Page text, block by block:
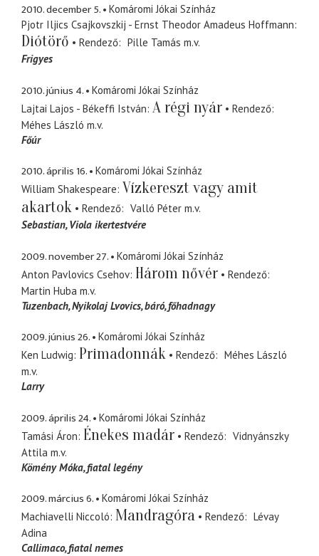
2010. december 5.
Komáromi Jókai Színház
Pjotr Iljics Csajkovszkij - Ernst Theodor Amadeus Hoffmann
Diótörő Rendező Pille Tamás m.v.
Frigyes
2010. június 4.
Komáromi Jókai Színház
Lajtai Lajos - Békeffi István A régi nyár
Rendező
Méhes László m.v.
Főúr
2010. április 16.
Komáromi Jókai Színház
William Shakespeare Vízkereszt vagy amit
akartok
Rendező Valló Péter m.v.
Sebastian Viola ikertestvére
2009. november 27.
Komáromi Jókai Színház
Anton Pavlovics Csehov Három nővér
Rendező
Martin Huba m.v.
Tuzenbach, Nyikolaj Lvovics báró, főhadnagy
2009. június 26.
Komáromi Jókai Színház
Ken Ludwig Primadonnák Rendező
Méhes László
m.v.
Larry
2009. április 24.
Komáromi Jókai Színház
Tamási Áron Énekes madár Rendező
Vidnyánszky
Attila m.v.
Kömény Móka fiatal legény
2009. március 6.
Komáromi Jókai Színház
Machiavelli Niccoló Mandragóra Rendező
Lévay
Adina
Callimaco fiatal nemes